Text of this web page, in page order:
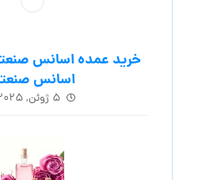
خرید عمده اسانس
اسانس‌
۵ ژوئن, ۲۰۲۵